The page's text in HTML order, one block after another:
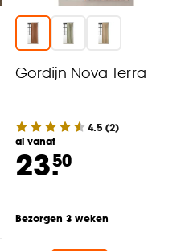
Gordijn Nova Terra
4.5 (2)
al vanaf
23.50
Bezorgen 3 weken